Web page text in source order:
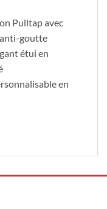
Pulltap avec
goutte
étui en
en